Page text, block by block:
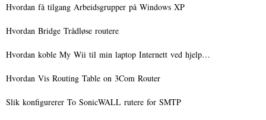
Hvordan få tilgang Arbeidsgrupper på Windows XP
Hvordan Bridge Trådløse routere
Hvordan koble My Wii til min laptop Internett ved hjelp…
Hvordan Vis Routing Table on 3Com Router
Slik konfigurerer To SonicWALL rutere for SMTP